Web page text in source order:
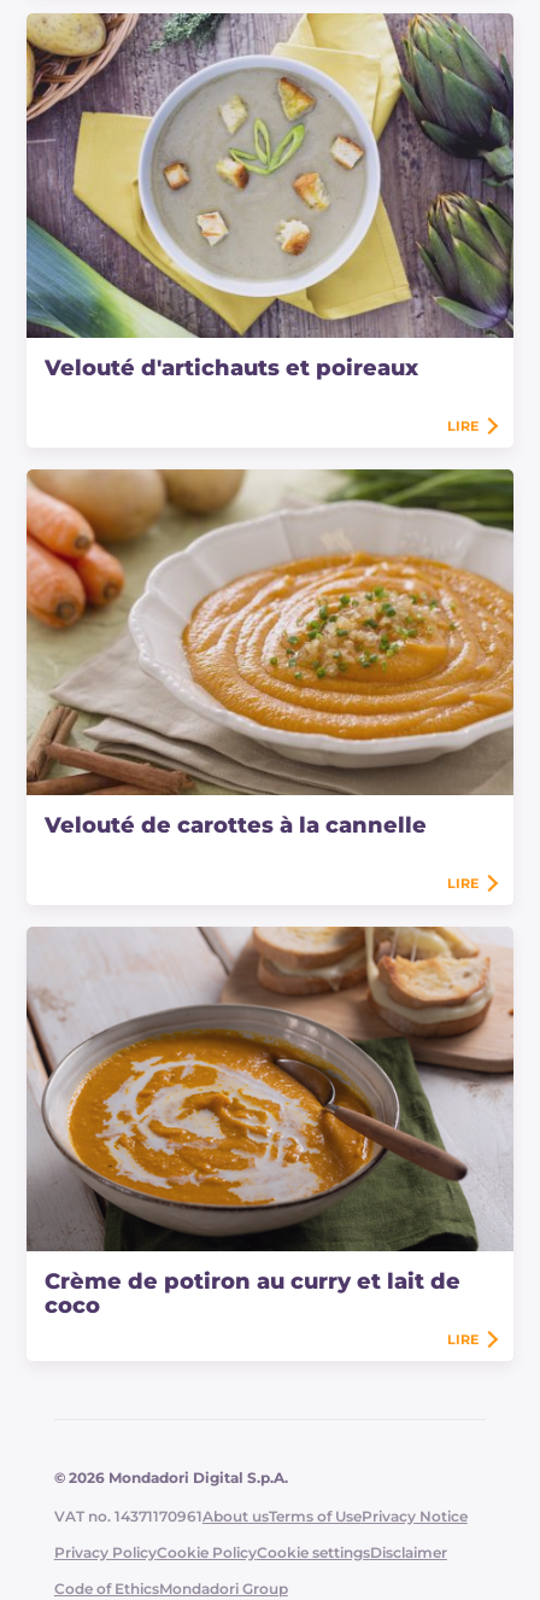
Velouté d'artichauts et poireaux
LIRE
Velouté de carottes à la cannelle
LIRE
Crème de potiron au curry et lait de
coco
LIRE
© 2026 Mondadori Digital S.p.A.
VAT no. 14371170961About usTerms of UsePrivacy Notice
Privacy PolicyCookie PolicyCookie settingsDisclaimer
Code of EthicsMondadori Group